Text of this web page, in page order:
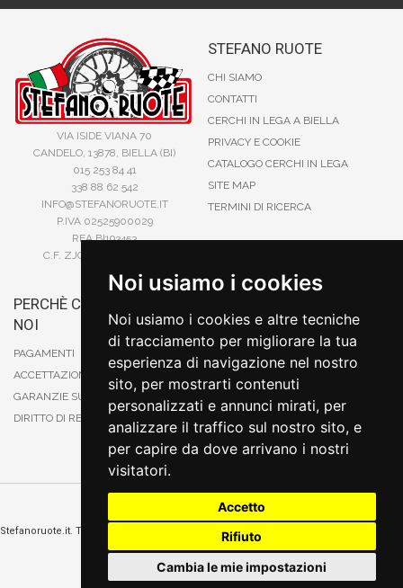
Noi usiamo i cookies
Noi usiamo i cookies e altre tecniche
di tracciamento per migliorare la tua
esperienza di navigazione nel nostro
sito, per mostrarti contenuti
personalizzati e annunci mirati, per
analizzare il traffico sul nostro sito, e
per capire da dove arrivano i nostri
visitatori.
Accetto
Rifiuto
Cambia le mie impostazioni
VIA ISIDE VIANA 70
CANDELO, 13878, BIELLA (BI)
015 253 84 41
338 88 62 542
INFO@STEFANORUOTE.IT
P.IVA 02525900029
REA BI193453
C.F. ZJOSFN73H14A859X
STEFANO RUOTE
CHI SIAMO
CONTATTI
CERCHI IN LEGA A BIELLA
PRIVACY E COOKIE
CATALOGO CERCHI IN LEGA
SITE MAP
TERMINI DI RICERCA
PERCHÈ COMPRARE DA
NOI
PAGAMENTI
ACCETTAZIONE DEGLI ORDINI
GARANZIE SUI PRODOTTI
DIRITTO DI RECESSO
CARTA DI CREDITO
PAYPAL
CONTRASSEGNO
POSTEPAY
Stefanoruote.it. Tutti i diritti riservati. E' vietata la riproduzione anche parziali. Prezzi e
promozioni validi salvo errori o omissioni